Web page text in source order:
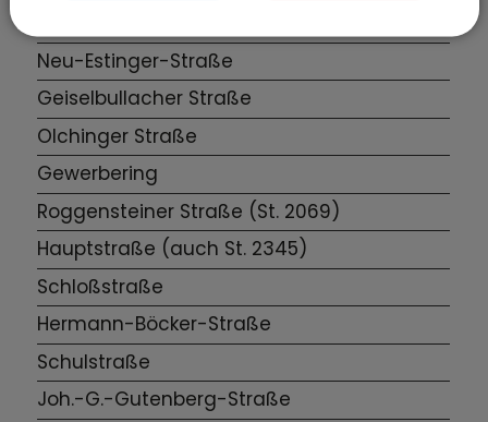
Neu-Estinger-Straße
Geiselbullacher Straße
Olchinger Straße
Gewerbering
Roggensteiner Straße (St. 2069)
Hauptstraße (auch St. 2345)
Schloßstraße
Hermann-Böcker-Straße
Schulstraße
Joh.-G.-Gutenberg-Straße